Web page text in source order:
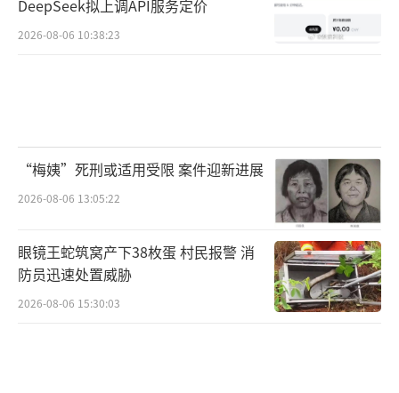
DeepSeek拟上调API服务定价
2026-08-06 10:38:23
“梅姨”死刑或适用受限 案件迎新进展
2026-08-06 13:05:22
眼镜王蛇筑窝产下38枚蛋 村民报警 消
防员迅速处置威胁
2026-08-06 15:30:03